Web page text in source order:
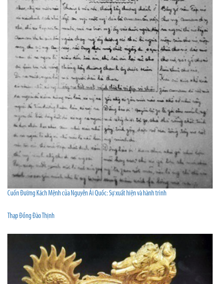
Cuốn Đường Kách Mệnh của Nguyễn Ái Quốc: Sự xuất hiện và hành trình
Thạp Đồng Đào Thịnh